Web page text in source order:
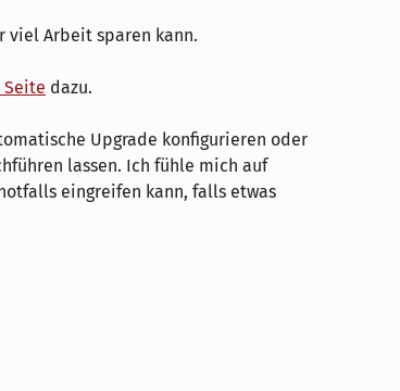
viel Arbeit sparen kann.
Seite dazu.
Upgrade konfigurieren oder
lassen. Ich fühle mich auf
eingreifen kann, falls etwas